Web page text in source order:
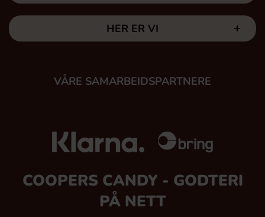
HER ER VI
VÅRE SAMARBEIDSPARTNERE
COOPERS CANDY - GODTERI
PÅ NETT